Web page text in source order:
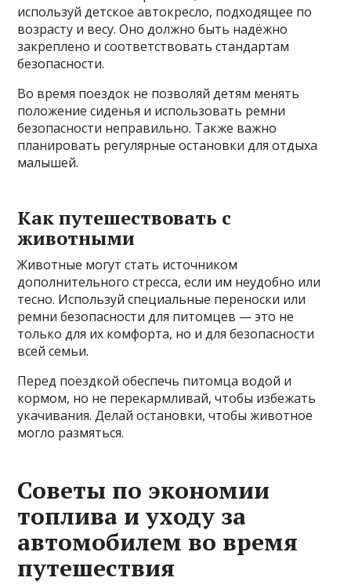
используй детское автокресло, подходящее по
возрасту и весу. Оно должно быть надёжно
закреплено и соответствовать стандартам
безопасности.
Во время поездок не позволяй детям менять
положение сиденья и использовать ремни
безопасности неправильно. Также важно
планировать регулярные остановки для отдыха
малышей.
Как путешествовать с
животными
Животные могут стать источником
дополнительного стресса, если им неудобно или
тесно. Используй специальные переноски или
ремни безопасности для питомцев — это не
только для их комфорта, но и для безопасности
всей семьи.
Перед поездкой обеспечь питомца водой и
кормом, но не перекармливай, чтобы избежать
укачивания. Делай остановки, чтобы животное
могло размяться.
Советы по экономии
топлива и уходу за
автомобилем во время
путешествия